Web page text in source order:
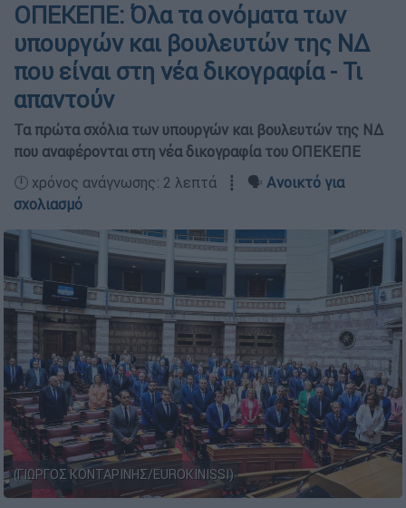
ΟΠΕΚΕΠΕ: Όλα τα ονόματα των
υπουργών και βουλευτών της ΝΔ
που είναι στη νέα δικογραφία - Τι
απαντούν
Τα πρώτα σχόλια των υπουργών και βουλευτών της ΝΔ
που αναφέρονται στη νέα δικογραφία του ΟΠΕΚΕΠΕ
🕛 χρόνος ανάγνωσης: 2 λεπτά ┋ 🗣️ Ανοικτό για
σχολιασμό
(ΓΙΩΡΓΟΣ ΚΟΝΤΑΡΙΝΗΣ/EUROKINISSI)